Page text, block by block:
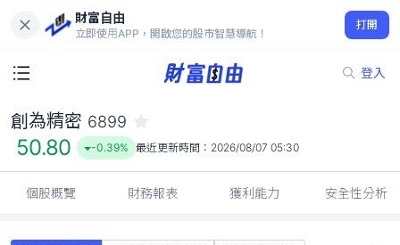
財富自由
立即使用APP，開啟您的股市智慧導航！
打開
登入
50.80
-0.39%
創為精密 6899
50.80 -0.39% 最近更新時間： 2026/08/07 05:30
個股概覽 財務報表 獲利能力 安全性分析